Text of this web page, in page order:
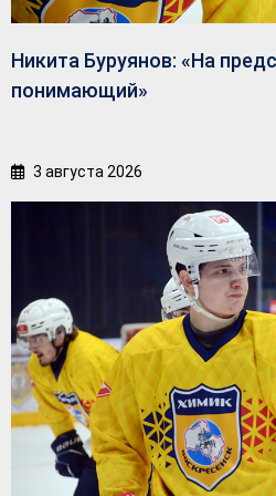
Никита Буруянов: «На
понимающий»
3 августа 2026